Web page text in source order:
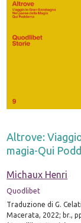
Altrove:
magia-Qui
Michaux Henri
Quodlibet
Traduzione di G.
Macerata, 2022; br.,